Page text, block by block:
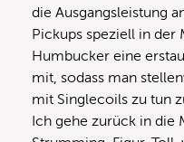
die Ausgangsleistung
Pickups speziell in
Humbucker eine
mit, sodass man
mit Singlecoils zu tun
Ich gehe zurück in die